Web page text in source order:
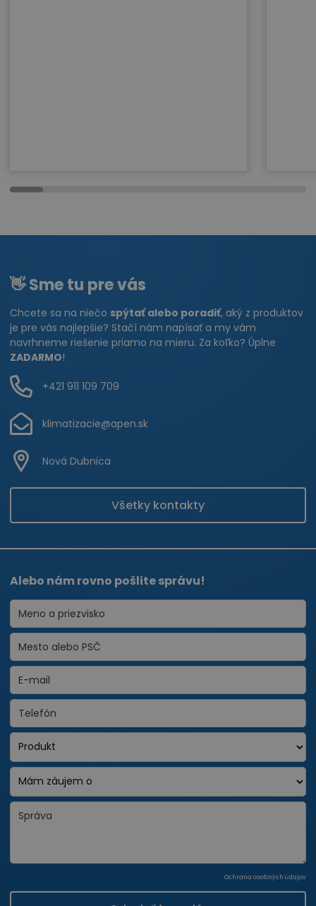
👋 Sme tu pre vás
Chcete sa na niečo spýtať alebo poradiť, aký z produktov
je pre vás najlepšie? Stačí nám napísať a my vám
navrhneme riešenie priamo na mieru. Za koľko? Úplne
ZADARMO!
+421 911 109 709
klimatizacie@apen.sk
Nová Dubnica
Všetky kontakty
Alebo nám rovno pošlite správu!
Ochrana osobných údajov